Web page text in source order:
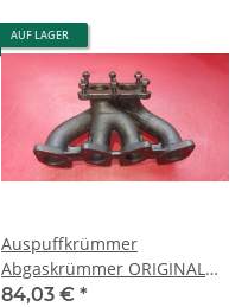
AUF LAGER
Auspuffkrümmer
Abgaskrümmer ORIGINAL
VW Audi 4-Zylinder Oldtimer
84,03 € *